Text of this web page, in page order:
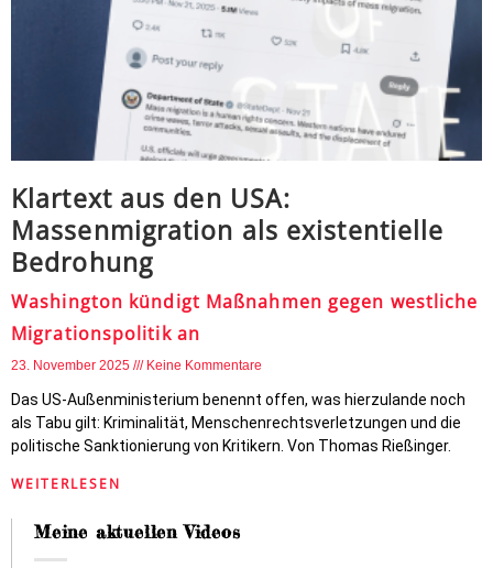
Klartext aus den USA:
Massenmigration als existentielle
Bedrohung
Washington kündigt Maßnahmen gegen westliche
Migrationspolitik an
23. November 2025 Keine Kommentare
Das US-Außenministerium benennt offen, was hierzulande noch
als Tabu gilt: Kriminalität, Menschenrechtsverletzungen und die
politische Sanktionierung von Kritikern. Von Thomas Rießinger.
WEITERLESEN
Meine aktuellen Videos